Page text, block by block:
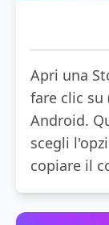
Apri una
fare clic
Android.
scegli
copiare il